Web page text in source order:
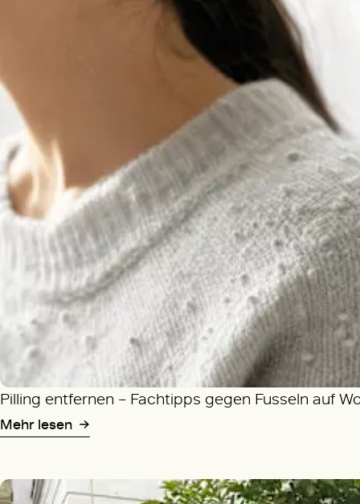
Pilling entfernen – Fachtipps gegen Fusseln auf
Mehr lesen